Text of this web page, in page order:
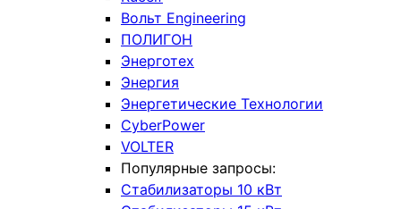
Вольт Engineering
ПОЛИГОН
Энерготех
Энергия
Энергетические Технологии
CyberPower
VOLTER
Популярные запросы:
Стабилизаторы 10 кВт